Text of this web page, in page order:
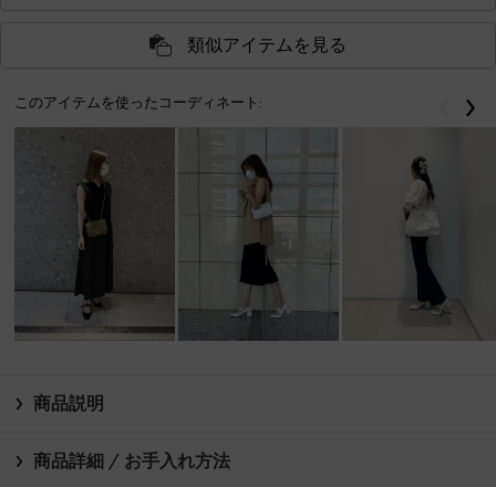
類似アイテムを見る
このアイテムを使ったコーディネート: 戻る
商品説明
商品詳細 / お手入れ方法